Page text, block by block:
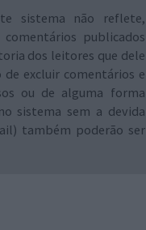
sistema não reflete,
publicados
dos leitores que dele
excluir comentários e
ou de alguma forma
sistema sem a devida
também poderão ser